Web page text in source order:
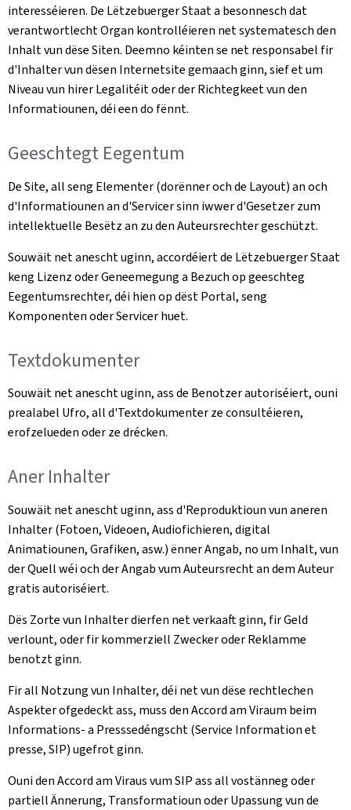
interesséieren. De Lëtzebuerger Staat a besonnesch dat
verantwortlecht Organ kontrolléieren net systematesch den
Inhalt vun dëse Siten. Deemno kéinten se net responsabel fir
d'Inhalter vun dësen Internetsite gemaach ginn, sief et um
Niveau vun hirer Legalitéit oder der Richtegkeet vun den
Informatiounen, déi een do fënnt.
Geeschtegt Eegentum
De Site, all seng Elementer (dorënner och de Layout) an och
d'Informatiounen an d'Servicer sinn iwwer d'Gesetzer zum
intellektuelle Besëtz an zu den Auteursrechter geschützt.
Souwäit net anescht uginn, accordéiert de Lëtzebuerger Staat
keng Lizenz oder Geneemegung a Bezuch op geeschteg
Eegentumsrechter, déi hien op dëst Portal, seng
Komponenten oder Servicer huet.
Textdokumenter
Souwäit net anescht uginn, ass de Benotzer autoriséiert, ouni
prealabel Ufro, all d'Textdokumenter ze consultéieren,
erofzelueden oder ze drécken.
Aner Inhalter
Souwäit net anescht uginn, ass d'Reproduktioun vun aneren
Inhalter (Fotoen, Videoen, Audiofichieren, digital
Animatiounen, Grafiken, asw.) ënner Angab, no um Inhalt, vun
der Quell wéi och der Angab vum Auteursrecht an dem Auteur
gratis autoriséiert.
Dës Zorte vun Inhalter dierfen net verkaaft ginn, fir Geld
verlount, oder fir kommerziell Zwecker oder Reklamme
benotzt ginn.
Fir all Notzung vun Inhalter, déi net vun dëse rechtlechen
Aspekter ofgedeckt ass, muss den Accord am Viraum beim
Informations- a Presssedéngscht (Service Information et
presse, SIP) ugefrot ginn.
Ouni den Accord am Viraus vum SIP ass all vostänneg oder
partiell Ännerung, Transformatioun oder Upassung vun de